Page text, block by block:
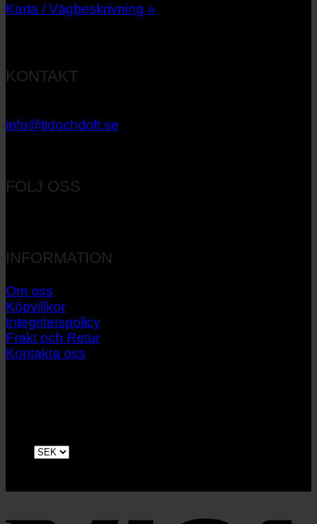
Karta / Vägbeskrivning »
KONTAKT
info@tidochdoft.se
FÖLJ OSS
INFORMATION
Om oss
Köpvillkor
Integritetspolicy
Frakt och Retur
Kontakta oss